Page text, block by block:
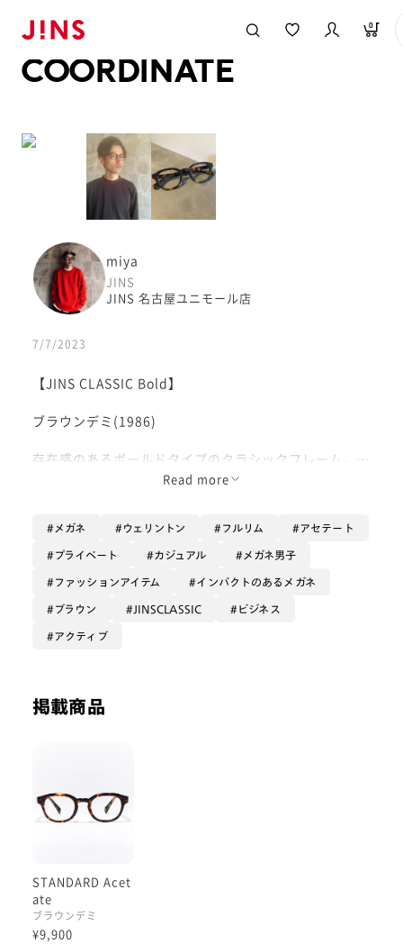
0
COORDINATE
miya
JINS
JINS 名古屋ユニモール店
7/7/2023
【JINS CLASSIC Bold】
ブラウンデミ(1986)
存在感のあるボールドタイプのクラシックフレーム。
オンでもオフでも使えます◎
Read more
メガネ ウェリントン フルリム アセテート
プライベート カジュアル メガネ男子
ファッションアイテム インパクトのあるメガネ
ブラウン JINSCLASSIC ビジネス
アクティブ
掲載商品
STANDARD Acet
ate
ブラウンデミ
¥9,900